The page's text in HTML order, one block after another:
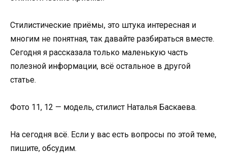
Стилистические приёмы, это штука интересная и
многим не понятная, так давайте разбираться вместе.
Сегодня я рассказала только маленькую часть
полезной информации, всё остальное в другой
статье.
Фото 11, 12 — модель, стилист Наталья Баскаева.
На сегодня всё. Если у вас есть вопросы по этой теме,
пишите, обсудим.